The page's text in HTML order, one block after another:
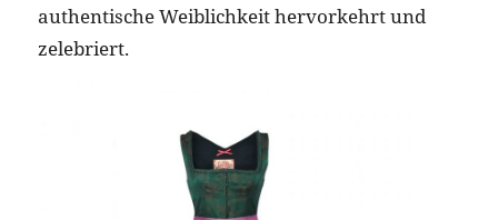
authentische Weiblichkeit hervorkehrt und
zelebriert.